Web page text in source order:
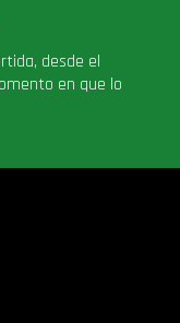
desde el
en que lo